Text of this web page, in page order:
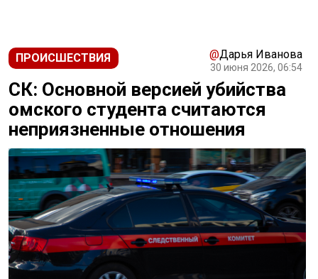
ПРОИСШЕСТВИЯ @Дарья Иванова
30 июня 2026, 06:54
СК: Основной версией убийства
омского студента считаются
неприязненные отношения